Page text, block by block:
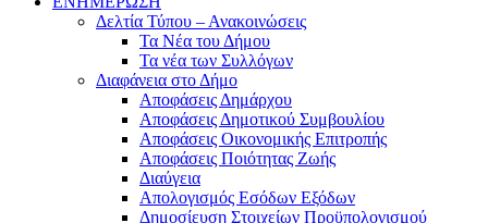
Δελτία Τύπου – Ανακοινώσεις
Τα Νέα του Δήμου
Τα νέα των Συλλόγων
Διαφάνεια στο Δήμο
Αποφάσεις Δημάρχου
Αποφάσεις Δημοτικού Συμβουλίου
Αποφάσεις Οικονομικής Επιτροπής
Αποφάσεις Ποιότητας Ζωής
Διαύγεια
Απολογισμός Εσόδων Εξόδων
Δημοσίευση Στοιχείων Προϋπολογισμού